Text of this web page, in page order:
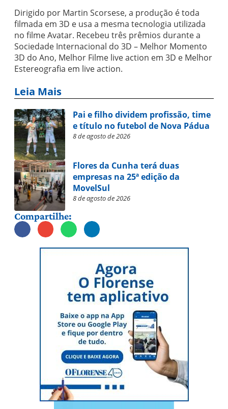
Dirigido por Martin Scorsese, a produção é toda
filmada em 3D e usa a mesma tecnologia utilizada
no filme Avatar. Recebeu três prêmios durante a
Sociedade Internacional do 3D – Melhor Momento
3D do Ano, Melhor Filme live action em 3D e Melhor
Estereografia em live action.
Leia Mais
Pai e filho dividem profissão, time
e título no futebol de Nova Pádua
8 de agosto de 2026
Flores da Cunha terá duas
empresas na 25ª edição da
MovelSul
8 de agosto de 2026
Compartilhe: